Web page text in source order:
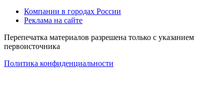
Компании в городах России
Реклама на сайте
Перепечатка материалов разрешена только с указанием
первоисточника
Политика конфиденциальности